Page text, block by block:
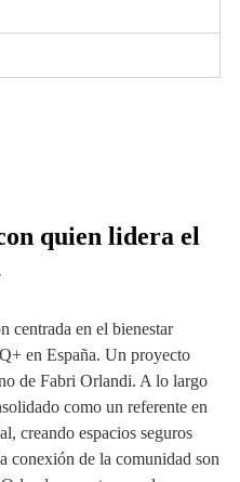
quien lidera el
centrada en el bienestar
en España. Un proyecto
de Fabri Orlandi. A lo largo
como un referente en
creando espacios seguros
conexión de la comunidad son